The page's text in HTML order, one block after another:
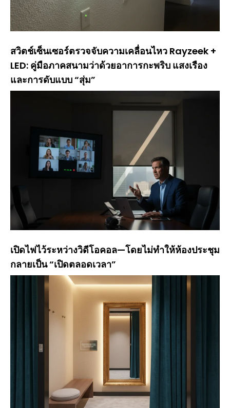
สวิตช์เซ็นเซอร์ตรวจจับความเคลื่อนไหว Rayzeek +
LED: คู่มือภาคสนามว่าด้วยอาการกะพริบ แสงเรือง
และการดับแบบ “สุ่ม”
เปิดไฟไว้ระหว่างวิดีโอคอล—โดยไม่ทำให้ห้องประชุม
กลายเป็น “เปิดตลอดเวลา”